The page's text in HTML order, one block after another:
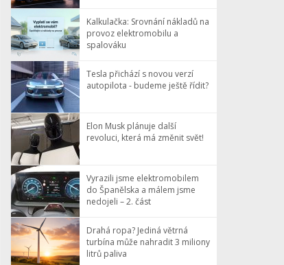
Kalkulačka: Srovnání nákladů na
provoz elektromobilu a
spalováku
Tesla přichází s novou verzí
autopilota - budeme ještě řídit?
Elon Musk plánuje další
revoluci, která má změnit svět!
Vyrazili jsme elektromobilem
do Španělska a málem jsme
nedojeli – 2. část
Drahá ropa? Jediná větrná
turbína může nahradit 3 miliony
litrů paliva